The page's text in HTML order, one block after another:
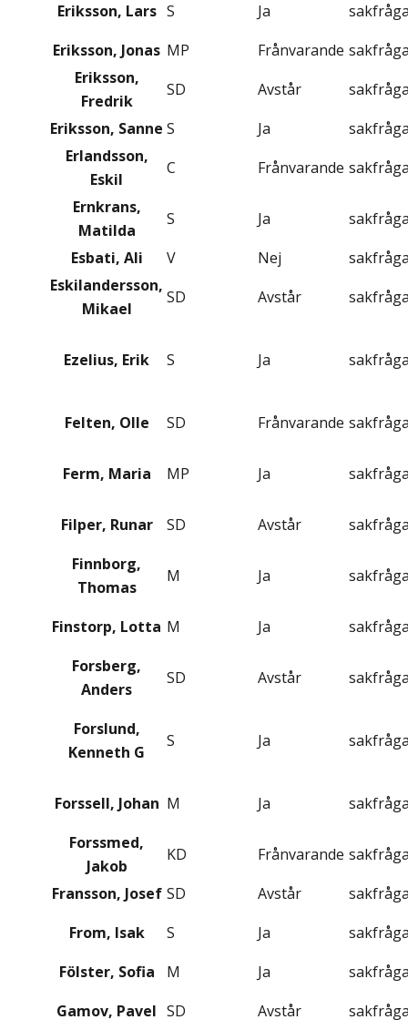
Eriksson, Lars S Ja
Eriksson, Jonas MP Frånvarande
Eriksson,
Fredrik
SD Avstår
Eriksson, Sanne S Ja
Erlandsson,
Eskil
C Frånvarande
Ernkrans,
Matilda
S Ja
Esbati, Ali
V Nej
Eskilandersson,
Mikael
SD Avstår
Ezelius, Erik S Ja
Felten, Olle SD Frånvarande
Ferm, Maria MP Ja
Filper, Runar SD Avstår
Finnborg,
Thomas
M Ja
Finstorp, Lotta M Ja
Forsberg,
Anders
SD Avstår
Forslund,
Kenneth G
S Ja
Forssell, Johan M Ja
Forssmed,
Jakob
KD Frånvarande
Fransson, Josef SD Avstår
From, Isak
S Ja
Fölster, Sofia
M Ja
Gamov, Pavel SD Avstår